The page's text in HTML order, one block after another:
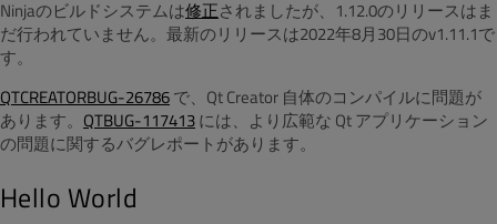
Ninjaのビルドシステムは修正されましたが、1.12.0のリリースはま
だ行われていません。最新のリリースは2022年8月30日のv1.11.1で
す。
QTCREATORBUG-26786で、Qt Creator 自体のコンパイルに問題が
あります。 QTBUG-117413には、より広範な Qt アプリケーション
の問題に関するバグレポートがあります。
Hello World